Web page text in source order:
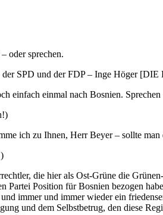
oder sprechen.
SPD und der FDP – Inge Höger [DIE
einfach einmal nach Bosnien.
ich zu Ihnen, Herr Beyer – sollte man
die hier als Ost-Grüne die
Partei Position für Bosnien bezogen
immer und immer wieder ein
und dem Selbstbetrug, den diese